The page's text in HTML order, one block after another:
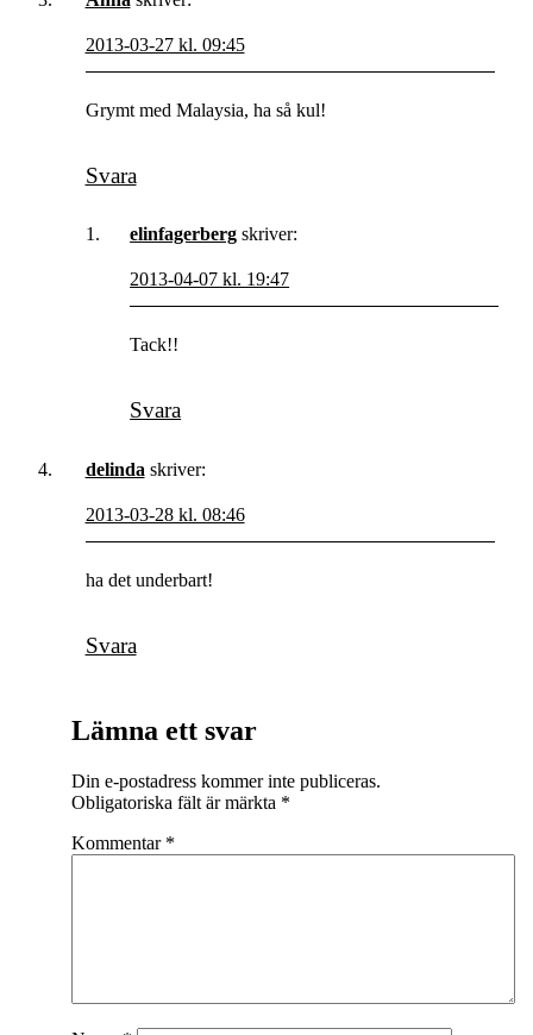
2013-03-27 kl. 09:45
Grymt med Malaysia, ha så kul!
Svara
elinfagerberg skriver:
2013-04-07 kl. 19:47
Tack!!
Svara
delinda skriver:
2013-03-28 kl. 08:46
ha det underbart!
Svara
Lämna ett svar
Din e-postadress kommer inte publiceras.
Obligatoriska fält är märkta *
Kommentar *